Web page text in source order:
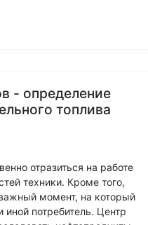
- определение
топлива
отразиться на работе
техники. Кроме того,
момент, на который
потребитель. Центр